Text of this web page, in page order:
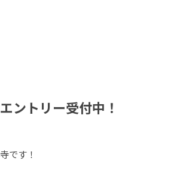
ントリー受付中！
です！